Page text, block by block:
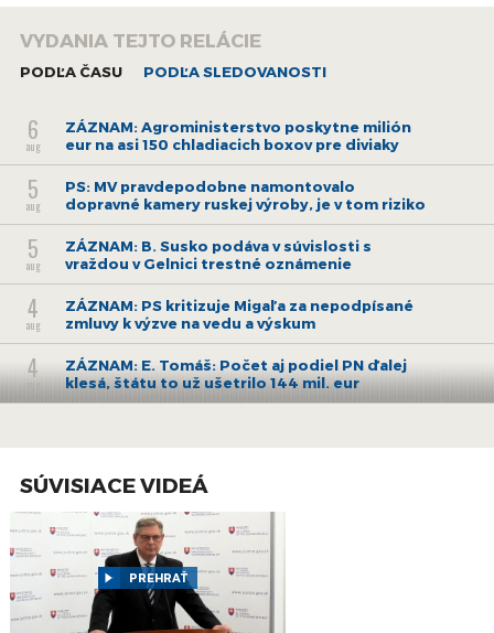
VYDANIA TEJTO RELÁCIE
PODĽA ČASU PODĽA SLEDOVANOSTI
6
aug
ZÁZNAM: Agroministerstvo poskytne milión
eur na asi 150 chladiacich boxov pre diviaky
5
aug
PS: MV pravdepodobne namontovalo
dopravné kamery ruskej výroby, je v tom riziko
5
aug
ZÁZNAM: B. Susko podáva v súvislosti s
vraždou v Gelnici trestné oznámenie
4
aug
ZÁZNAM: PS kritizuje Migaľa za nepodpísané
zmluvy k výzve na vedu a výskum
4
aug
ZÁZNAM: E. Tomáš: Počet aj podiel PN ďalej
klesá, štátu to už ušetrilo 144 mil. eur
30
hydrometeorologického ústavu
30
júl
ZÁZNAM: ZMOS a Zdravý vinič podpísali
memorandum o edukácii o zlatom žltnutí
viniča
SÚVISIACE VIDEÁ
PREHRAŤ